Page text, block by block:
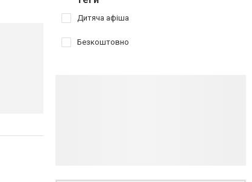
Дитяча афіша
Безкоштовно